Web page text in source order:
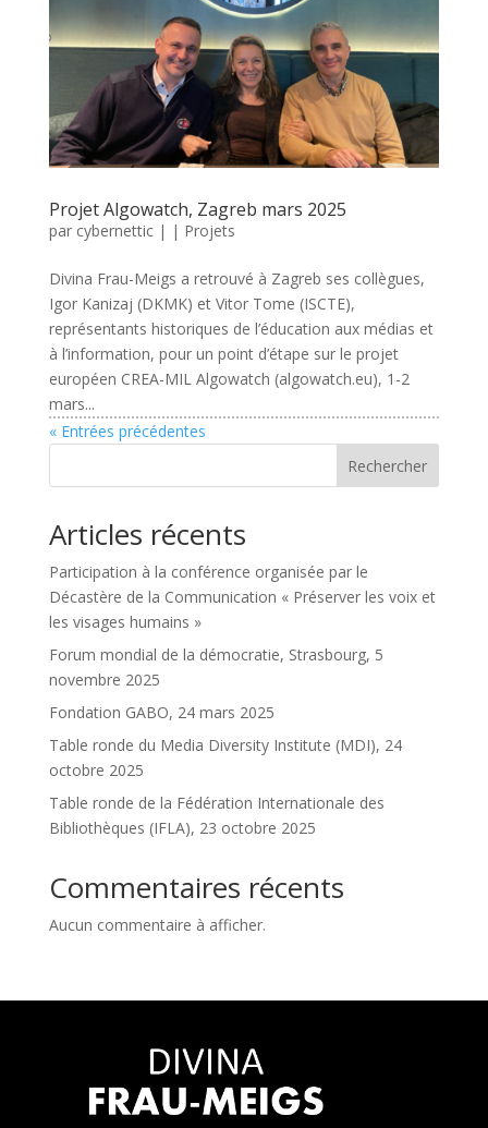
Projet Algowatch, Zagreb mars 2025
par cybernettic| | Projets
Divina Frau-Meigs a retrouvé à Zagreb ses collègues,
Igor Kanizaj (DKMK) et Vitor Tome (ISCTE),
représentants historiques de l’éducation aux médias et
à l’information, pour un point d’étape sur le projet
européen CREA-MIL Algowatch (algowatch.eu), 1-2
mars...
« Entrées précédentes
Rechercher
Articles récents
Participation à la conférence organisée par le
Décastère de la Communication « Préserver les voix et
les visages humains »
Forum mondial de la démocratie, Strasbourg, 5
novembre 2025
Fondation GABO, 24 mars 2025
Table ronde du Media Diversity Institute (MDI), 24
octobre 2025
Table ronde de la Fédération Internationale des
Bibliothèques (IFLA), 23 octobre 2025
Commentaires récents
Aucun commentaire à afficher.